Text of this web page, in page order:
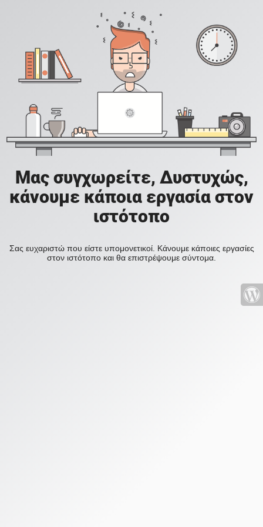
Μας συγχωρείτε, Δυστυχώς,
κάνουμε κάποια εργασία στον
ιστότοπο
Σας ευχαριστώ που είστε υπομονετικοί. Κάνουμε κάποιες εργασίες
στον ιστότοπο και θα επιστρέψουμε σύντομα.